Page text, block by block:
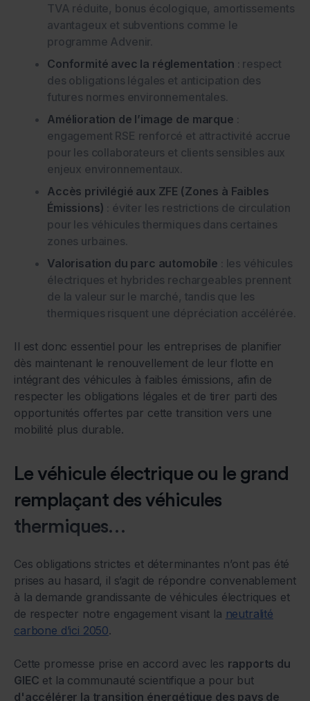
TVA réduite, bonus écologique, amortissements
avantageux et subventions comme le
programme Advenir.
Conformité avec la réglementation : respect
des obligations légales et anticipation des
futures normes environnementales.
Amélioration de l’image de marque :
engagement RSE renforcé et attractivité accrue
pour les collaborateurs et clients sensibles aux
enjeux environnementaux.
Accès privilégié aux ZFE (Zones à Faibles
Émissions) : éviter les restrictions de circulation
pour les véhicules thermiques dans certaines
zones urbaines.
Valorisation du parc automobile : les véhicules
électriques et hybrides rechargeables prennent
de la valeur sur le marché, tandis que les
thermiques risquent une dépréciation accélérée.
Il est donc essentiel pour les entreprises de planifier
dès maintenant le renouvellement de leur flotte en
intégrant des véhicules à faibles émissions, afin de
respecter les obligations légales et de tirer parti des
opportunités offertes par cette transition vers une
mobilité plus durable.
Le véhicule électrique ou le grand
remplaçant des véhicules
thermiques…
Ces obligations strictes et déterminantes n’ont pas été
prises au hasard, il s’agit de répondre convenablement
à la demande grandissante de véhicules électriques et
de respecter notre engagement visant la neutralité
carbone d’ici 2050.
Cette promesse prise en accord avec les rapports du
GIEC et la communauté scientifique a pour but
d'accélérer la transition énergétique des pays de